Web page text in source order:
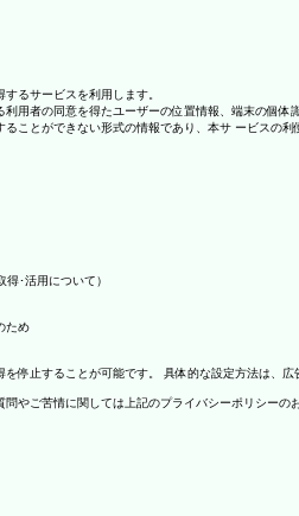
るサービスを利用します。
用者の同意を得たユーザーの位置情報、端末の個
ことができない形式の情報であり、本サ ービスの
･活用について）
ため
停止することが可能です。 具体的な設定方法は、広
やご苦情に関しては上記のプライバシーポリシーの